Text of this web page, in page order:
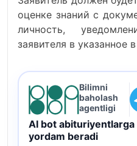
оценке знаний с
личность,
заявителя в указанное в
Bilimni
baholash
agentligi
AI bot
yordam beradi